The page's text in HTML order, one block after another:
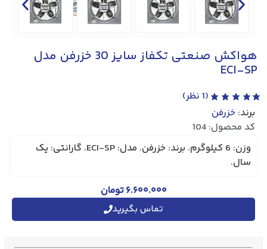
هواکش صنعتی تکفاز سایز 30 خزرفن مدل
ECI-SP
(
1 نظر)
برند: خزرفن
کد محصول: 104
وزن: 6 کیلوگرم. برند: خزرفن. مدل: ECI-SP. گارانتی: یک
سال.
۶.۶۰۰.۰۰۰تومان
تماس بگیرید